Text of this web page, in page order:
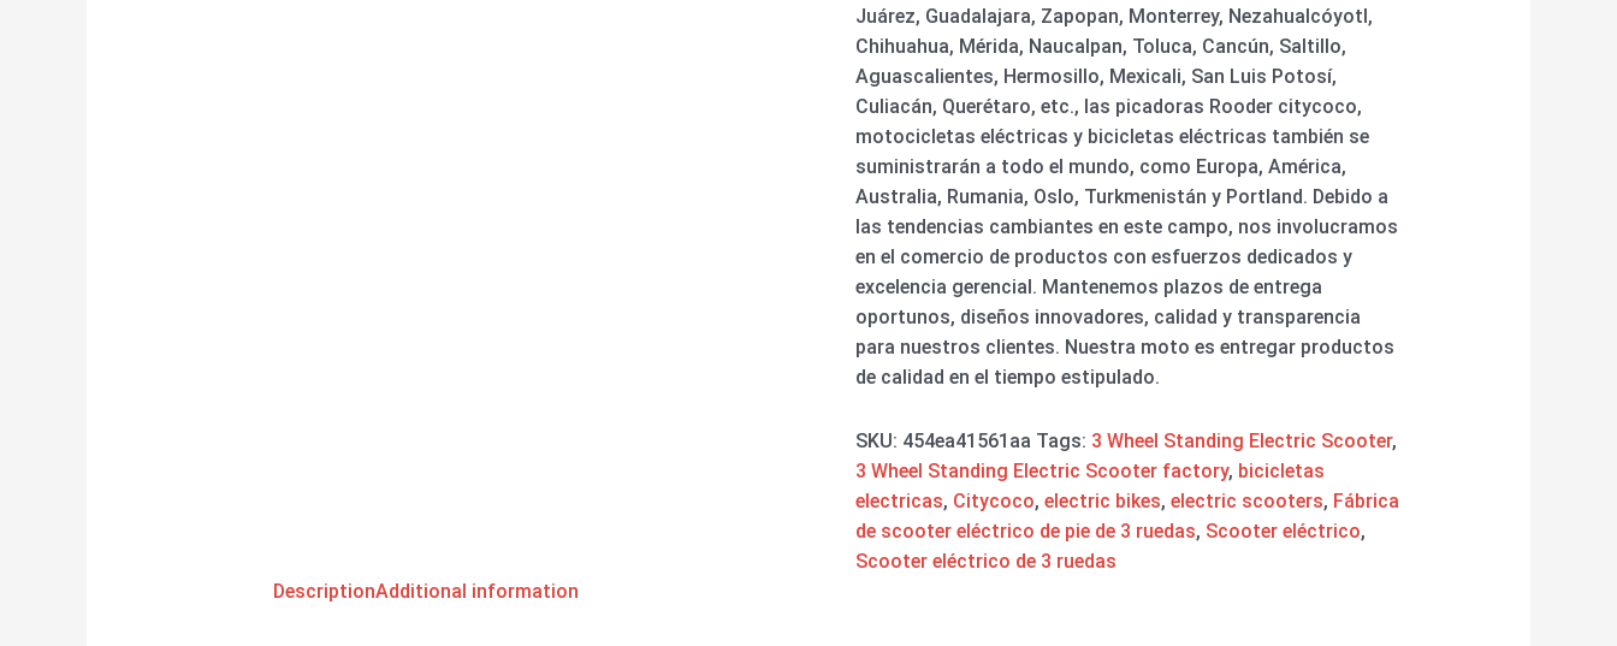
Juárez, Guadalajara, Zapopan, Monterrey, Nezahualcóyotl,
Chihuahua, Mérida, Naucalpan, Toluca, Cancún, Saltillo,
Aguascalientes, Hermosillo, Mexicali, San Luis Potosí,
Culiacán, Querétaro, etc., las picadoras Rooder citycoco,
motocicletas eléctricas y bicicletas eléctricas también se
suministrarán a todo el mundo, como Europa, América,
Australia, Rumania, Oslo, Turkmenistán y Portland. Debido a
las tendencias cambiantes en este campo, nos involucramos
en el comercio de productos con esfuerzos dedicados y
excelencia gerencial. Mantenemos plazos de entrega
oportunos, diseños innovadores, calidad y transparencia
para nuestros clientes. Nuestra moto es entregar productos
de calidad en el tiempo estipulado.
SKU: 454ea41561aa Tags: 3 Wheel Standing Electric Scooter,
3 Wheel Standing Electric Scooter factory, bicicletas
electricas, Citycoco,electric bikes,electric scooters, Fábrica
de scooter eléctrico de pie de 3 ruedas, Scooter eléctrico,
Scooter eléctrico de 3 ruedas
DescriptionAdditional information